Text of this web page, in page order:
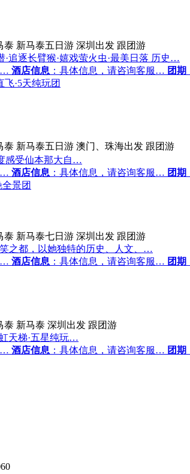
泰 新马泰五日游 深圳出发 跟团游
·追逐长臂猴·嬉戏萤火虫·最美日落 历史…
… 酒店信息 ：具体信息，请咨询客服… 团期
·5天纯玩团
泰 新马泰五日游 澳门、珠海出发 跟团游
感受仙本那大自…
… 酒店信息 ：具体信息，请咨询客服… 团期
景团
泰 新马泰七日游 深圳出发 跟团游
之都，以她独特的历史、人文、…
… 酒店信息 ：具体信息，请咨询客服… 团期
泰 新马泰 深圳出发 跟团游
天梯·五星纯玩…
… 酒店信息 ：具体信息，请咨询客服… 团期